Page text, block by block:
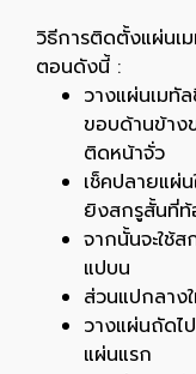
วิธีการติดตั้งแผ่นเ
ตอนดังนี้ :
วางแผ่นเมทั
ขอบด้านข้าง
ติดหน้าจั่ว
เช็คปลายแผ่
ยิงสกรูสั้นที่
จากนั้นจะใช้
แปบน
ส่วนแปกลาง
วางแผ่นถัดไ
แผ่นแรก